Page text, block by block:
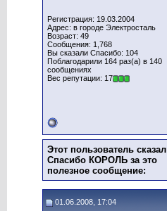
Регистрация: 19.03.2004
Адрес: в городе Электросталь
Возраст: 49
Сообщения: 1,768
Вы сказали Спасибо: 104
Поблагодарили 164 раз(а) в 140
сообщениях
Вес репутации: 17
Этот пользователь сказал
Спасибо КОРОЛЬ за это
полезное сообщение:
01.06.2008, 17:04